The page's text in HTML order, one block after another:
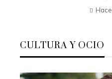
CULTURA Y OCIO